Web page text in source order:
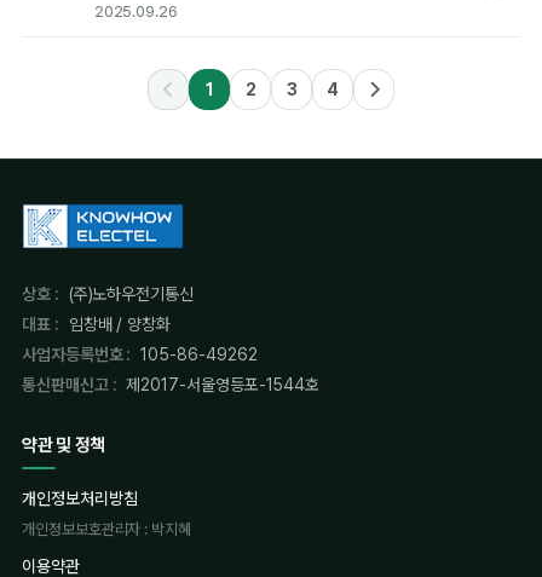
2월 13일 16시까지의 주문 건 : 13일 출고
소중한 정보를 보호하기 위한 불가피한 보안 정책 변경에
대해 무거운 마음으로 안내의 말씀을 올립니다.
1. 이번 조치의 불가피성
최근 전 세계적으로 사이버 보안 위협이 급증함에 따라, 과거의
보장할 수 없게 되었습니다. 구형 Seetrol MY는 출시 당시의
운영체제 환경에 맞게 제작되었습니다. 그러나 현재의 강화된 보안
소프트웨어적 한계가 있습니다. 저희는 마지막까지 구형 제품과의
호환성을 유지하고자 노력해 왔으나, 취약한 구형 프로토콜을 계속
방치하는 것은 대다수 고객님의 정보를 위험에 노출시키는 결과가
될 수 있다는 판단을 내리게 되었습니다. 특히 최근 잦아지는 당사
이러한 우려가 기우가 아님을 말해주고 있습니다.
2. DDNS 서비스 중단 안내 (2026년 6월 30일 종료)
- 보안이 강화된 최신 서버와 통신할 수 없는 구형 장비의 경우,
2025년 12월 31일 휴무이오니 관련 문의는 게시판에 남겨주시기
2025.09.26
안녕하세요 Seetrol 입니다.
추석 연휴로 인해 택배 물량이 증가되어 10월 2일 오후 16시 주문
건 이후로 택배 출고가 불가합니다.
10월 2일 16시까지의 주문 건 : 당일 출고 가능
10월 2일 16시 이후 ~ 10월 9일 주문 건 : 10월 10일 출고
감사합니다.
관리자 · 2025.09.26
1 2 3 4
상호 :
(주)노하우전기통신
대표 :
임창배 / 양창화
사업자등록번호 : 105-86-49262
통신판매신고 : 제2017-서울영등포-1544호
약관 및 정책
개인정보처리방침
개인정보보호관리자 : 박지혜
이용약관